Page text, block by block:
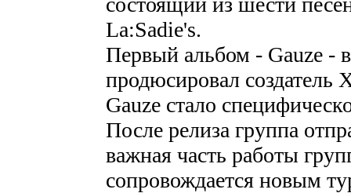
La:Sadie's.
Первый альбом - Gauze -
продюсировал
Gauze стало
После релиза группа
важная часть работы
сопровождается новым